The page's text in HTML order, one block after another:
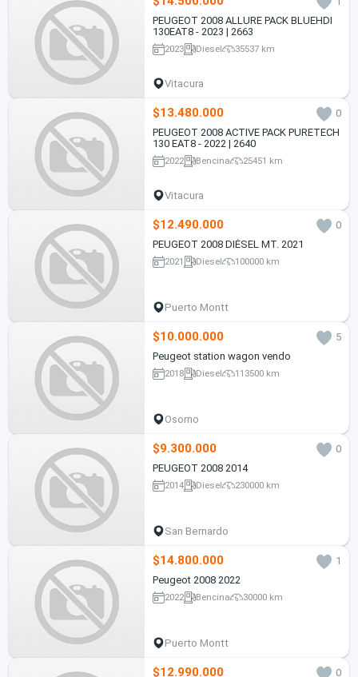
PEUGEOT 2008 ALLURE PACK BLUEHDI
130EAT8 - 2023 | 2663
2023 Diesel 35537 km
Vitacura
$13.480.000
0
PEUGEOT 2008 ACTIVE PACK PURETECH
130 EAT8 - 2022 | 2640
2022 Bencina 25451 km
Vitacura
$12.490.000
0
PEUGEOT 2008 DIÉSEL MT. 2021
2021 Diesel 100000 km
Puerto Montt
$10.000.000
5
Peugeot station wagon vendo
2018 Diesel 113500 km
Osorno
$9.300.000
0
PEUGEOT 2008 2014
2014 Diesel 230000 km
San Bernardo
$14.800.000
1
Peugeot 2008 2022
2022 Bencina 30000 km
Puerto Montt
$12.990.000
0